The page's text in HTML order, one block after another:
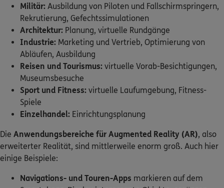
Militär: Ausbildung von Piloten und Fallschirmspringern,
Rekrutierung, Gefechtssimulationen
Architektur: Planung, virtuelle Rundgänge
Industrie: Marketing und Vertrieb, Optimierung von
Abläufen, Ausbildung
Reisen und Tourismus: virtuelle Vorab-Besichtigungen,
Museumsbesuche
Sport und Fitness: virtuelle Laufumgebung, Fitness-
Spiele
Einzelhandel: Einrichtungsplanung
Die Anwendungsbereiche für Augmented Reality (AR), also
erweiterter Realität, sind mittlerweile enorm groß. Auch hier
einige Beispiele:
Navigations- und Touren-Apps markieren auf dem